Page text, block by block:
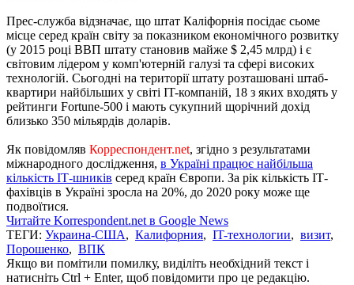
Прес-служба відзначає, що штат Каліфорнія посідає сьоме
місце серед країн світу за показником економічного розвитку
(у 2015 році ВВП штату становив майже $ 2,45 млрд) і є
світовим лідером у комп'ютерній галузі та сфері високих
технологій. Сьогодні на території штату розташовані штаб-
квартири найбільших у світі IT-компаній, 18 з яких входять у
рейтинги Fortune-500 і мають сукупний щорічний дохід
близько 350 мільярдів доларів.
Як повідомляв Корреспондент.net, згідно з результатами
міжнародного дослідження, в Україні працює найбільша
кількість ІТ-шників серед країн Європи. За рік кількість ІТ-
фахівців в Україні зросла на 20%, до 2020 року може ще
подвоїтися.
Читайте Korrespondent.net в Google News
ТЕГИ: Украина-США, Калифорния, IT-технологии, визит,
Порошенко, ВПК
Якщо ви помітили помилку, виділіть необхідний текст і
натисніть Ctrl + Enter, щоб повідомити про це редакцію.